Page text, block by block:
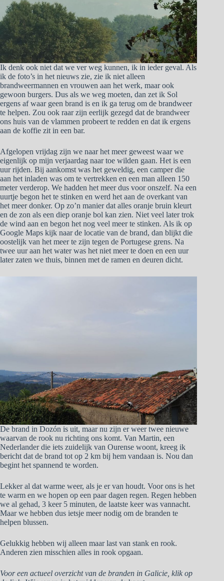
Ik denk ook niet dat we ver weg kunnen, ik in ieder geval. Als
ik de foto’s in het nieuws zie, zie ik niet alleen
brandweermannen en vrouwen aan het werk, maar ook
gewoon burgers. Dus als we weg moeten, dan zet ik Sol
ergens af waar geen brand is en ik ga terug om de brandweer
te helpen. Zou ook raar zijn eerlijk gezegd dat de brandweer
ons huis van de vlammen probeert te redden en dat ik ergens
aan de koffie zit in een bar.
Afgelopen vrijdag zijn we naar het meer geweest waar we
eigenlijk op mijn verjaardag naar toe wilden gaan. Het is een
uur rijden. Bij aankomst was het geweldig, een camper die
aan het inladen was om te vertrekken en een man alleen 150
meter verderop. We hadden het meer dus voor onszelf. Na een
uurtje begon het te stinken en werd het aan de overkant van
het meer donker. Op zo’n manier dat alles oranje bruin kleurt
en de zon als een diep oranje bol kan zien. Niet veel later trok
de wind aan en begon het nog veel meer te stinken. Als ik op
Google Maps kijk naar de locatie van de brand, dan blijkt die
oostelijk van het meer te zijn tegen de Portugese grens. Na
twee uur aan het water was het niet meer te doen en een uur
later zaten we thuis, binnen met de ramen en deuren dicht.
De brand in Dozón is uit, maar nu zijn er weer twee nieuwe
waarvan de rook nu richting ons komt. Van Martin, een
Nederlander die iets zuidelijk van Ourense woont, kreeg ik
bericht dat de brand tot op 2 km bij hem vandaan is. Nou dan
begint het spannend te worden.
Lekker al dat warme weer, als je er van houdt. Voor ons is het
te warm en we hopen op een paar dagen regen. Regen hebben
we al gehad, 3 keer 5 minuten, de laatste keer was vannacht.
Maar we hebben dus ietsje meer nodig om de branden te
helpen blussen.
Gelukkig hebben wij alleen maar last van stank en rook.
Anderen zien misschien alles in rook opgaan.
Voor een actueel overzicht van de branden in Galicie, klik op